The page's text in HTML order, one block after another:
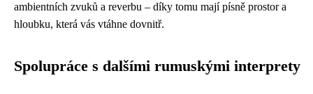
ambientních zvuků a reverbu – díky tomu mají písně prostor a
hloubku, která vás vtáhne dovnitř.
Spolupráce s dalšími rumuskými interprety